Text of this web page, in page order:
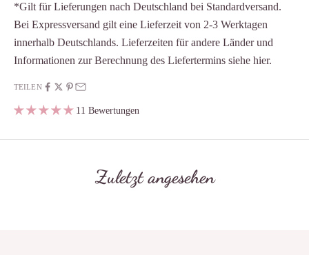
*Gilt für Lieferungen nach Deutschland bei Standardversand.
Bei Expressversand gilt eine Lieferzeit von 2-3 Werktagen
innerhalb Deutschlands. Lieferzeiten für andere Länder und
Informationen zur Berechnung des Liefertermins siehe hier.
TEILEN
11 Bewertungen
Zuletzt angesehen